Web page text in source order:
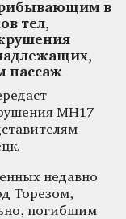
в
тел,
пассаж
MН17
недавно
Торезом,
погибшим